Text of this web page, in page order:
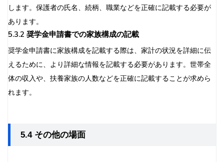
します。保護者の氏名、続柄、職業などを正確に記載する必要が
あります。
5.3.2 奨学金申請書での家族構成の記載
奨学金申請書に家族構成を記載する際は、家計の状況を詳細に伝
えるために、より詳細な情報を記載する必要があります。世帯全
体の収入や、扶養家族の人数などを正確に記載することが求めら
れます。
5.4 その他の場面